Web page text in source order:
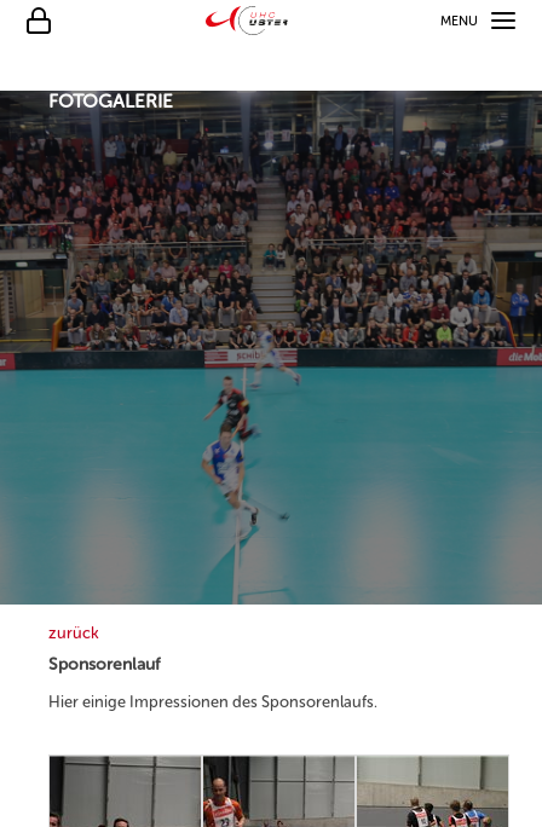
MENU
FOTOGALERIE
zurück
Sponsorenlauf
Hier einige Impressionen des Sponsorenlaufs.